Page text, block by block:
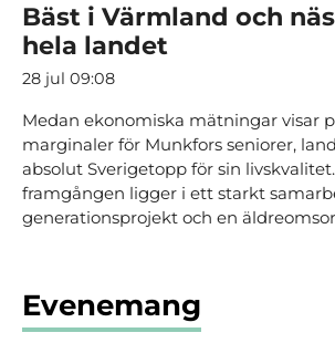
Bäst i Värmland och
hela landet
28 jul 09:08
Medan ekonomiska mätningar visar
marginaler för Munkfors seniorer,
absolut Sverigetopp för sin
framgången ligger i ett starkt
generationsprojekt och en
Evenemang